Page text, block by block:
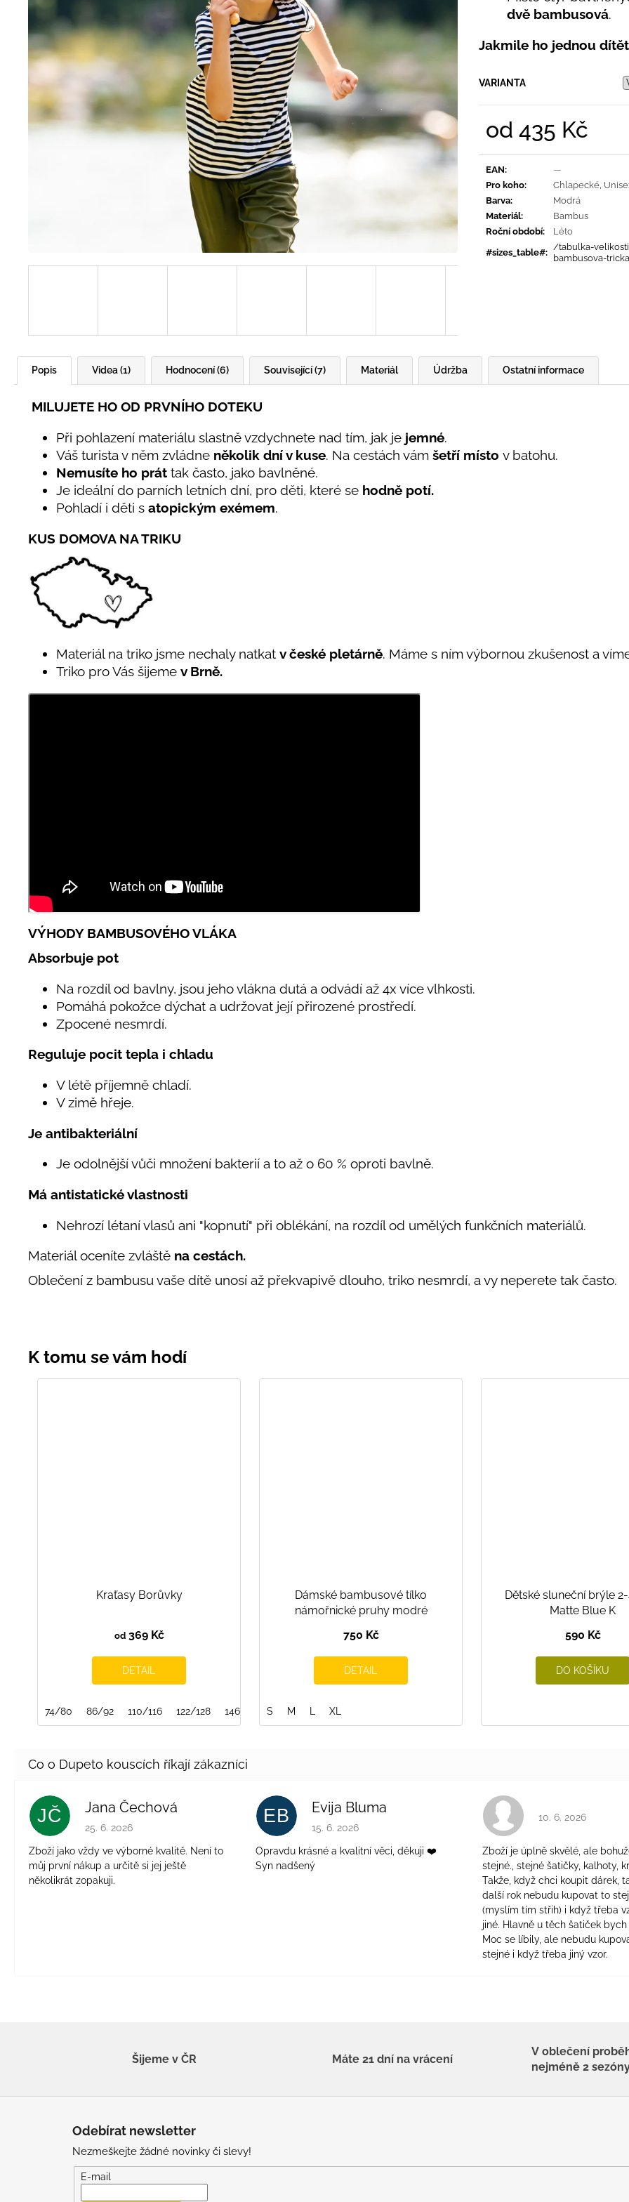
dvě bambusová.
Jakmile ho jednou
VARIANTA
od 435 Kč
EAN:
—
Pro koho: Chlapecké
Barva:
Modrá
Materiál:
Bambus
Roční období:
Léto
#sizes_table#:
/tabulka-
bambusova-
Popis Videa (1) Hodnocení (6) Související (7) Ostatní informace
Materiál Údržba
MILUJETE HO OD PRVNÍHO DOTEKU
Při pohlazení materiálu slastně vzdychnete nad tím, jak je jemné.
Váš turista v něm zvládne několik dní v kuse. Na cestách vám šetří místo v batohu.
Nemusíte ho prát tak často, jako bavlněné.
Je ideální do parních letních dní, pro děti, které se hodně potí.
Pohladí i děti s atopickým exémem.
KUS DOMOVA NA TRIKU
Materiál na triko jsme nechaly natkat v české pletárně. Máme s ním výbornou zkušenost a
Triko pro Vás šijeme v Brně.
VÝHODY BAMBUSOVÉHO VLÁKA
Absorbuje pot
Na rozdíl od bavlny, jsou jeho vlákna dutá a odvádí až 4x více vlhkosti.
Pomáhá pokožce dýchat a udržovat její přirozené prostředí.
Zpocené nesmrdí.
Reguluje pocit tepla i chladu
V létě příjemně chladí.
V zimě hřeje.
Je antibakteriální
Je odolnější vůči množení bakterií a to až o 60 % oproti bavlně.
Má antistatické vlastnosti
Nehrozí létaní vlasů ani "kopnutí" při oblékání, na rozdíl od umělých funkčních materiálů.
Materiál oceníte zvláště na cestách.
Oblečení z bambusu vaše dítě unosí až překvapivě dlouho, triko nesmrdí, a vy neperete tak často.
Kraťasy Borůvky
od369 Kč
DETAIL
74/80 86/92 110/116 122/128 146/152
Dámské bambusové tílko
námořnické pruhy modré
750 Kč
DETAIL
S M XL
Dětské sluneční brýle
Matte Blue K
590 Kč
DO KOŠÍKU
JČ Jana Čechová
Hodnocení obchodu je 5 z 5 hvězdiček.
25. 6. 2026
Zboží jako vždy ve výborné kvalitě. Není to
můj první nákup a určitě si jej ještě
několikrát zopakuji.
EB Evija Bluma
Hodnocení obchodu je 5 z 5 hvězdiček.
15. 6. 2026
Opravdu krásné a kvalitní věci, děkuji ❤️
Syn nadšený
Hodnocení
10. 6. 2026
Zboží je úplně skvělé, ale
stejné., stejné šatičky, kalhoty,
Takže, když chci koupit dárek,
další rok nebudu kupovat to
(myslím tím střih) i když třeba
jiné. Hlavně u těch šatiček
Moc se líbily, ale nebudu
stejné i když třeba jiný vzor.
395 Kč
395 Kč
435 Kč
Šijeme v ČR Máte 21 dní na vrácení
V oblečení
nejméně 2
Odebírat newsletter
Nezmeškejte žádné novinky či slevy!
E-mail